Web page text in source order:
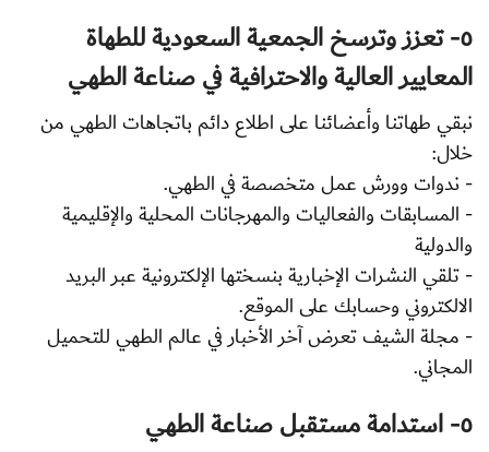
٥- تعزز وترسخ الجمعية السعودية للطهاة
المعايير العالية والاحترافية في صناعة الطهي
نبقي طهاتنا وأعضائنا على اطلاع دائم باتجاهات الطهي من
خلال:
- ندوات وورش عمل متخصصة في الطهي.
- المسابقات والفعاليات والمهرجانات المحلية والإقليمية
والدولية
- تلقي النشرات الإخبارية بنسختها الإلكترونية عبر البريد
الالكتروني وحسابك على الموقع.
- مجلة الشيف تعرض آخر الأخبار في عالم الطهي للتحميل
المجاني.
٥- استدامة مستقبل صناعة الطهي